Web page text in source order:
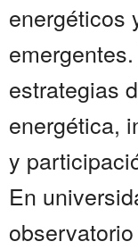
energéticos
estrategias
energética,
y
En